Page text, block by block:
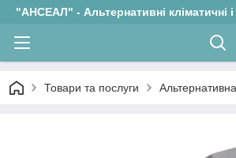
"АНСЕАЛ" - Альтернативні кліматичні і
Товари та послуги